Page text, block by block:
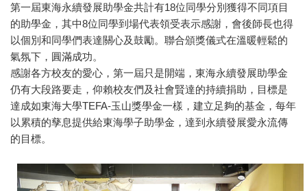
第一屆東海永續發展助學金共計有18位同學分別獲得不同項目
的助學金，其中8位同學到場代表領受表示感謝，會後師長也得
以個別和同學們表達關心及鼓勵。聯合頒獎儀式在溫暖輕鬆的
氣氛下，圓滿成功。​
感謝各方校友的愛心，第一屆只是開端，東海永續發展助學金
仍有大段路要走，仰賴校友們及社會賢達的持續捐助，目標是
達成如東海大學TEFA-玉山獎學金一樣，建立足夠的基金，每年
以累積的孳息提供給東海學子助學金，達到永續發展愛永流傳
的目標。